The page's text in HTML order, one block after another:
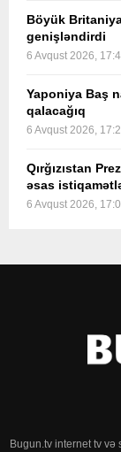
Böyük
genişləndirdi
6 Avqust 2026,
Yaponiya Baş
qalacağıq
6 Avqust 2026,
Qırğızıstan
əsas
6 Avqust 2026,
Bugun.tv internet tv və